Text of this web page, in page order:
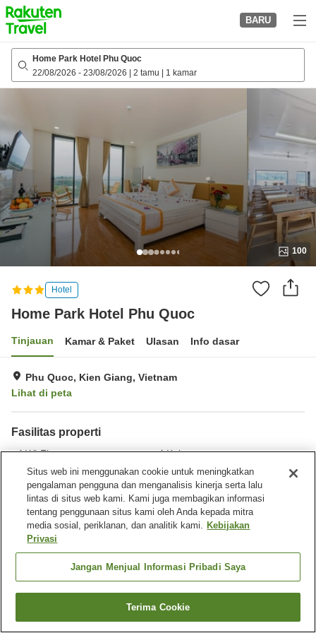
to
top
page
BARU
Home Park Hotel Phu Quoc
22/08/2026 - 23/08/2026 2 tamu 1 kamar
100
Hotel
Home Park Hotel Phu Quoc
Tinjauan Kamar & Paket Ulasan Info dasar
Phu Quoc, Kien Giang, Vietnam
Lihat di peta
Fasilitas properti
Wi-Fi
Kolam renang
Laundry
Aula perjamuan
Beranda Vietnam Kien Giang
Phu Quoc
Home Park Hotel Phu Quoc
Cari kamar
Situs web ini menggunakan cookie untuk meningkatkan
pengalaman pengguna dan menganalisis kinerja serta lalu
lintas di situs web kami. Kami juga membagikan informasi
tentang penggunaan situs kami oleh Anda kepada mitra
media sosial, periklanan, dan analitik kami. Kebijakan
Privasi
Jangan Menjual Informasi Pribadi Saya
Terima Cookie